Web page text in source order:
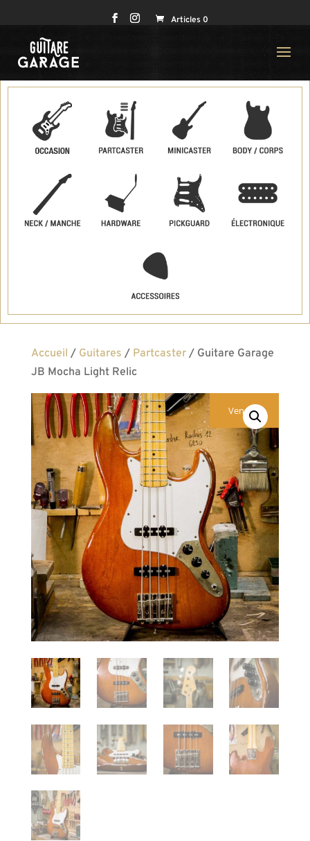
Articles 0
Accueil / Guitares / Partcaster/ Guitare Garage
JB Mocha Light Relic
Vendue